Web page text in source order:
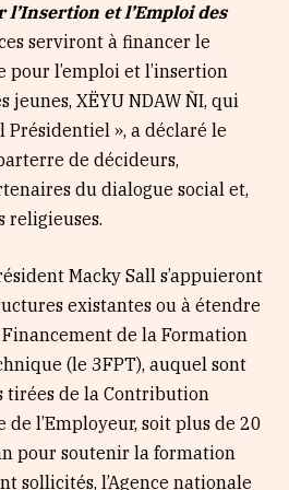
et l’Emploi des
serviront à financer le
pour l’emploi et l’insertion
jeunes, XËYU NDAW ÑI, qui
Présidentiel », a déclaré le
de décideurs,
du dialogue social et,
religieuses.
Macky Sall s’appuieront
existantes ou à étendre
Financement de la Formation
(le 3FPT), auquel sont
tirées de la Contribution
l’Employeur, soit plus de 20
pour soutenir la formation
sollicités, l’Agence nationale